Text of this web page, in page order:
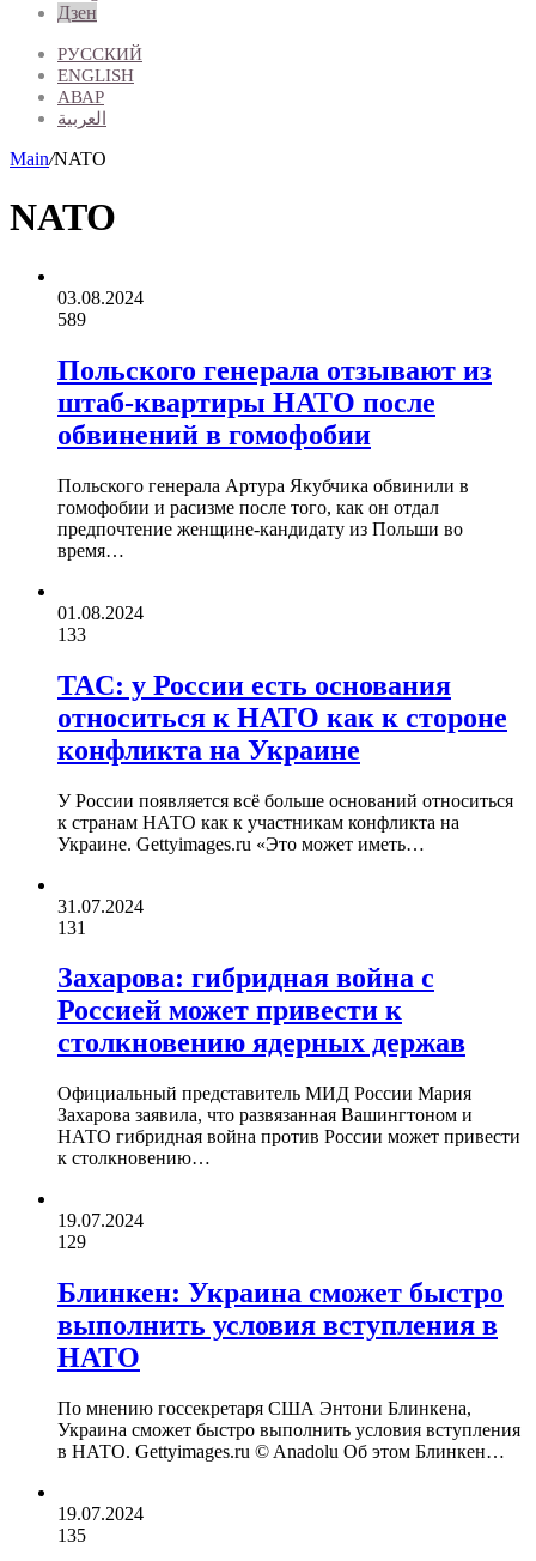
Дзен
РУССКИЙ
ENGLISH
АВАР
العربية
Main/NATO
NATO
03.08.2024
589
Польского генерала отзывают из
штаб-квартиры НАТО после
обвинений в гомофобии
Польского генерала Артура Якубчика обвинили в
гомофобии и расизме после того, как он отдал
предпочтение женщине-кандидату из Польши во
время…
01.08.2024
133
TAC: у России есть основания
относиться к НАТО как к стороне
конфликта на Украине
У России появляется всё больше оснований относиться
к странам НАТО как к участникам конфликта на
Украине. Gettyimages.ru «Это может иметь…
31.07.2024
131
Захарова: гибридная война с
Россией может привести к
столкновению ядерных держав
Официальный представитель МИД России Мария
Захарова заявила, что развязанная Вашингтоном и
НАТО гибридная война против России может привести
к столкновению…
19.07.2024
129
Блинкен: Украина сможет быстро
выполнить условия вступления в
НАТО
По мнению госсекретаря США Энтони Блинкена,
Украина сможет быстро выполнить условия вступления
в НАТО. Gettyimages.ru © Anadolu Об этом Блинкен…
19.07.2024
135